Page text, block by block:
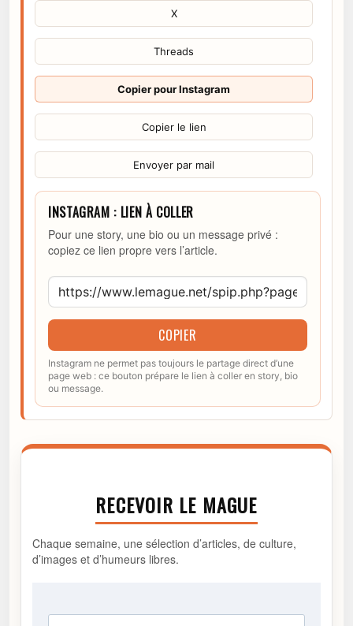
X
Threads
Copier pour Instagram
Copier le lien
Envoyer par mail
INSTAGRAM : LIEN À COLLER
Pour une story, une bio ou un message privé :
copiez ce lien propre vers l’article.
COPIER
Instagram ne permet pas toujours le partage direct d’une
page web : ce bouton prépare le lien à coller en story, bio
ou message.
RECEVOIR LE MAGUE
Chaque semaine, une sélection d’articles, de culture,
d’images et d’humeurs libres.